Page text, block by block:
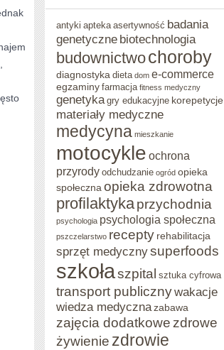
WIĘKSZEJ
ODLEGŁOŚCI
ODEJMOWAŁO
MNÓSTWO
CZASU.
antyki apteka asertywność badania
genetyczne biotechnologia
budownictwochoroby
diagnostyka dieta dom e-commerce
egzaminy farmacja fitness medyczny
genetyka gry edukacyjne korepetycje
materiały medyczne
medycyna mieszkanie
motocykle ochrona
przyrody odchudzanie ogród opieka
społeczna opieka zdrowotna
profilaktykaprzychodnia
psychologia psychologia społeczna
pszczelarstwo recepty rehabilitacja
sprzęt medycznysuperfoods
szkołaszpital sztuka cyfrowa
transport publicznywakacje
wiedza medycznazabawa
zajęcia dodatkowe zdrowe
żywienie zdrowie